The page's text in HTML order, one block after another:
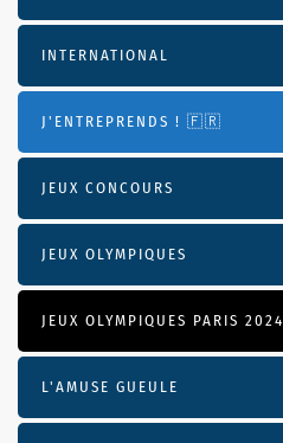
INTERNATIONAL
J'ENTREPRENDS ! 🇫🇷
JEUX CONCOURS
JEUX OLYMPIQUES
JEUX OLYMPIQUES PARIS 2024
L'AMUSE GUEULE